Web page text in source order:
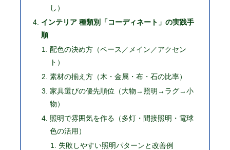
し）
インテリア 種類別「コーディネート」の実践手
順
配色の決め方（ベース／メイン／アクセン
ト）
素材の揃え方（木・金属・布・石の比率）
家具選びの優先順位（大物→照明→ラグ→小
物）
照明で雰囲気を作る（多灯・間接照明・電球
色の活用）
失敗しやすい照明パターンと改善例